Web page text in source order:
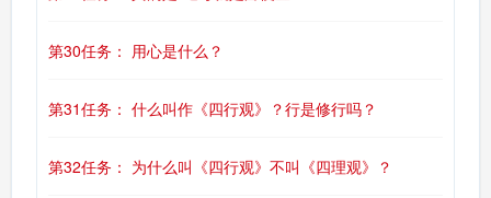
第30任务： 用心是什么？
第31任务： 什么叫作《四行观》？行是修行吗？
第32任务： 为什么叫《四行观》不叫《四理观》？